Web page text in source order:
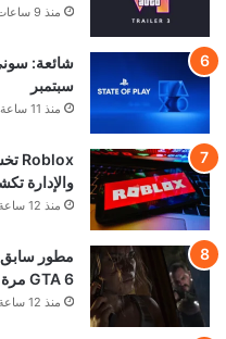
منذ 9 ساعات
سبتمبر
منذ 11 ساعة
والإدارة
منذ 12 ساعة
مطور سابق
GTA 6 مرة أخرى
منذ 12 ساعة